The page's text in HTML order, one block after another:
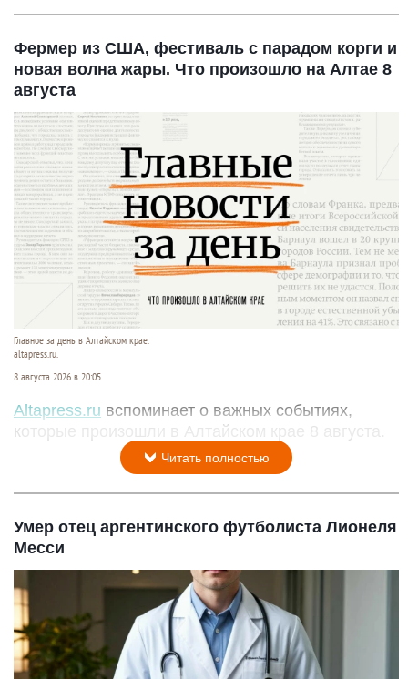
Фермер из США, фестиваль с парадом корги и
новая волна жары. Что произошло на Алтае 8
августа
Главное за день в Алтайском крае.
altapress.ru.
8 августа 2026 в 20:05
Altapress.ru вспоминает о важных событиях,
которые произошли в Алтайском крае 8 августа.
Читать полностью
Умер отец аргентинского футболиста Лионеля
Месси